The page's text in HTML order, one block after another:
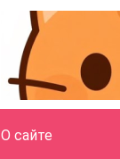
О сайте